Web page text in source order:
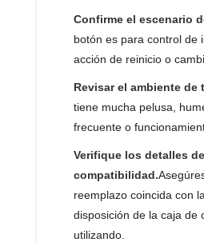
Confirme el escenario
botón es para control de
acción de reinicio o
Revisar el ambiente de
tiene mucha pelusa,
frecuente o
Verifique los detalles de
compatibilidad.
reemplazo coincida con
disposición de la caja de
utilizando.